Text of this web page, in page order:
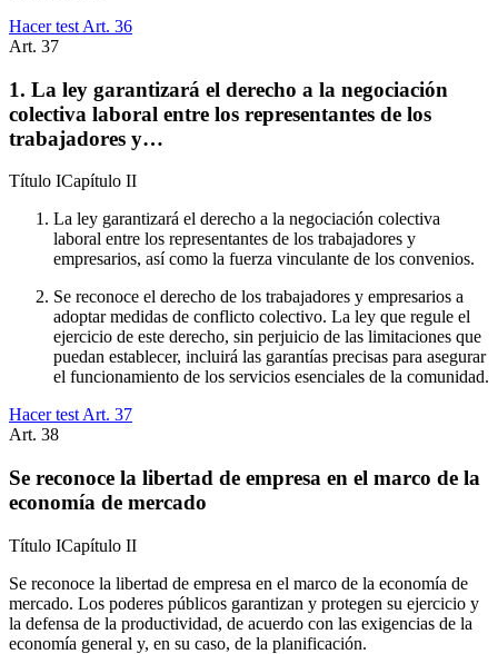
Hacer test Art. 36
Art. 37
1. La ley garantizará el derecho a la negociación
colectiva laboral entre los representantes de los
trabajadores y…
Título ICapítulo II
La ley garantizará el derecho a la negociación colectiva
laboral entre los representantes de los trabajadores y
empresarios, así como la fuerza vinculante de los convenios.
Se reconoce el derecho de los trabajadores y empresarios a
adoptar medidas de conflicto colectivo. La ley que regule el
ejercicio de este derecho, sin perjuicio de las limitaciones que
puedan establecer, incluirá las garantías precisas para asegurar
el funcionamiento de los servicios esenciales de la comunidad.
Hacer test Art. 37
Art. 38
Se reconoce la libertad de empresa en el marco de la
economía de mercado
Título ICapítulo II
Se reconoce la libertad de empresa en el marco de la economía de
mercado. Los poderes públicos garantizan y protegen su ejercicio y
la defensa de la productividad, de acuerdo con las exigencias de la
economía general y, en su caso, de la planificación.